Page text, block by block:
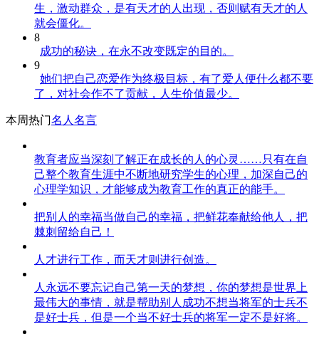
生，激动群众，是有天才的人出现，否则赋有天才的人
就会僵化。
8
成功的秘诀，在永不改变既定的目的。
9
她们把自己恋爱作为终极目标，有了爱人便什么都不要
了，对社会作不了贡献，人生价值最少。
本周热门名人名言
教育者应当深刻了解正在成长的人的心灵……只有在自
己整个教育生涯中不断地研究学生的心理，加深自己的
心理学知识，才能够成为教育工作的真正的能手。
把别人的幸福当做自己的幸福，把鲜花奉献给他人，把
棘刺留给自己！
人才进行工作，而天才则进行创造。
人永远不要忘记自己第一天的梦想，你的梦想是世界上
最伟大的事情，就是帮助别人成功不想当将军的士兵不
是好士兵，但是一个当不好士兵的将军一定不是好将。